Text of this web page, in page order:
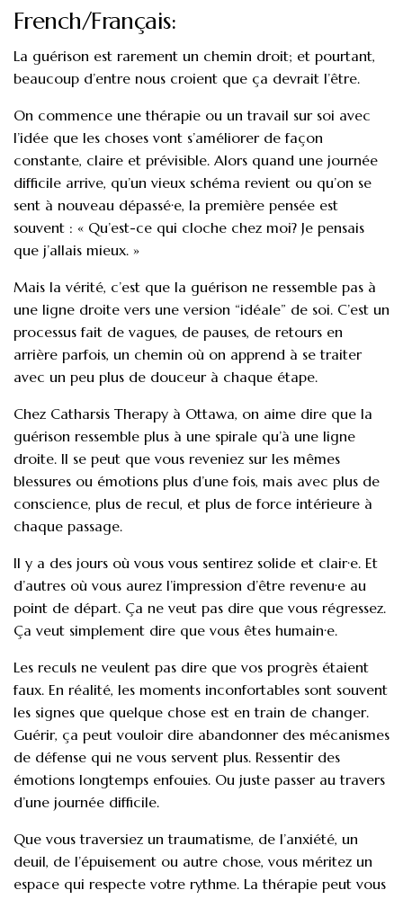
French/Français:
La guérison est rarement un chemin droit; et pourtant,
beaucoup d’entre nous croient que ça devrait l’être.
On commence une thérapie ou un travail sur soi avec
l’idée que les choses vont s’améliorer de façon
constante, claire et prévisible. Alors quand une journée
difficile arrive, qu’un vieux schéma revient ou qu’on se
sent à nouveau dépassé·e, la première pensée est
souvent : « Qu’est-ce qui cloche chez moi? Je pensais
que j’allais mieux. »
Mais la vérité, c’est que la guérison ne ressemble pas à
une ligne droite vers une version “idéale” de soi. C’est un
processus fait de vagues, de pauses, de retours en
arrière parfois, un chemin où on apprend à se traiter
avec un peu plus de douceur à chaque étape.
Chez Catharsis Therapy à Ottawa, on aime dire que la
guérison ressemble plus à une spirale qu’à une ligne
droite. Il se peut que vous reveniez sur les mêmes
blessures ou émotions plus d’une fois, mais avec plus de
conscience, plus de recul, et plus de force intérieure à
chaque passage.
Il y a des jours où vous vous sentirez solide et clair·e. Et
d’autres où vous aurez l’impression d’être revenu·e au
point de départ. Ça ne veut pas dire que vous régressez.
Ça veut simplement dire que vous êtes humain·e.
Les reculs ne veulent pas dire que vos progrès étaient
faux. En réalité, les moments inconfortables sont souvent
les signes que quelque chose est en train de changer.
Guérir, ça peut vouloir dire abandonner des mécanismes
de défense qui ne vous servent plus. Ressentir des
émotions longtemps enfouies. Ou juste passer au travers
d’une journée difficile.
Que vous traversiez un traumatisme, de l’anxiété, un
deuil, de l’épuisement ou autre chose, vous méritez un
espace qui respecte votre rythme. La thérapie peut vous